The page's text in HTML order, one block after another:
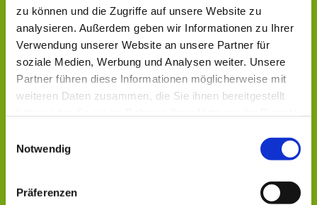
zu können und die Zugriffe auf unsere Website zu
analysieren. Außerdem geben wir Informationen zu Ihrer
Verwendung unserer Website an unsere Partner für
soziale Medien, Werbung und Analysen weiter. Unsere
Partner führen diese Informationen möglicherweise mit
weiteren Daten zusammen, die Sie ihnen bereitgestellt
Notwendig
Präferenzen